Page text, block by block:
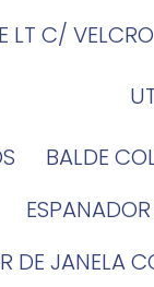
LT C/ VELCRO
BALDE
DE JANELA